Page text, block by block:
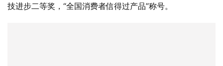
技进步二等奖，“全国消费者信得过产品”称号。